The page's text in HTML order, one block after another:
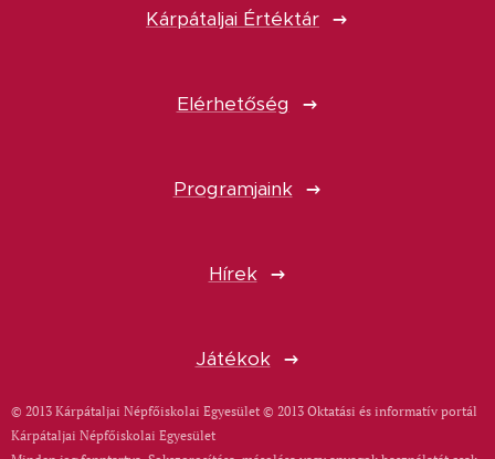
Kárpátaljai Értéktár
Elérhetőség
Programjaink
Hírek
Játékok
© 2013 Kárpátaljai Népfőiskolai Egyesület © 2013 Oktatási és informatív portál
Kárpátaljai Népfőiskolai Egyesület